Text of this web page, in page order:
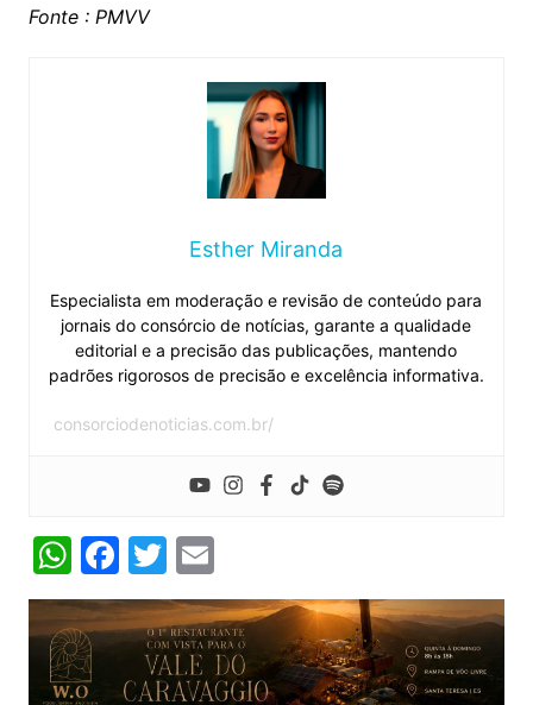
Fonte : PMVV
Esther Miranda
Especialista em moderação e revisão de conteúdo para
jornais do consórcio de notícias, garante a qualidade
editorial e a precisão das publicações, mantendo
padrões rigorosos de precisão e excelência informativa.
consorciodenoticias.com.br/
W
h
at
s
F
a
c
e
T
w
itt
er
E
m
ai
l